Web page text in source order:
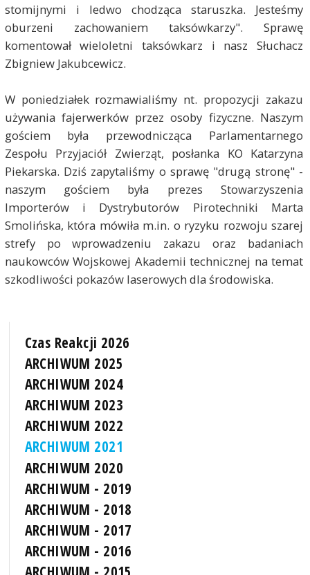
stomijnymi i ledwo chodząca staruszka. Jesteśmy
oburzeni zachowaniem taksówkarzy". Sprawę
komentował wieloletni taksówkarz i nasz Słuchacz
Zbigniew Jakubcewicz.
W poniedziałek rozmawialiśmy nt. propozycji zakazu
używania fajerwerków przez osoby fizyczne. Naszym
gościem była przewodnicząca Parlamentarnego
Zespołu Przyjaciół Zwierząt, posłanka KO Katarzyna
Piekarska. Dziś zapytaliśmy o sprawę "drugą stronę" -
naszym gościem była prezes Stowarzyszenia
Importerów i Dystrybutorów Pirotechniki Marta
Smolińska, która mówiła m.in. o ryzyku rozwoju szarej
strefy po wprowadzeniu zakazuoraz badaniach
naukowców Wojskowej Akademii technicznej na temat
szkodliwości pokazów laserowych dla środowiska.
Czas Reakcji 2026
ARCHIWUM 2025
ARCHIWUM 2024
ARCHIWUM 2023
ARCHIWUM 2022
ARCHIWUM 2021
ARCHIWUM 2020
ARCHIWUM - 2019
ARCHIWUM - 2018
ARCHIWUM - 2017
ARCHIWUM - 2016